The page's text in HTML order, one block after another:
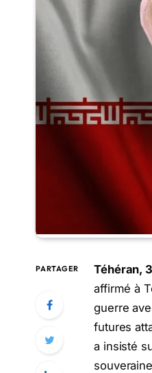
PARTAGER Téhéran,
affirmé à
guerre
futures
a insisté